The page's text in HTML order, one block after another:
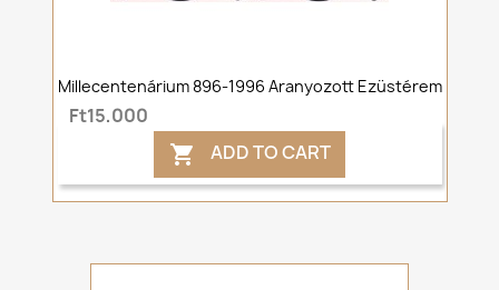
Millecentenárium 896-1996 Aranyozott Ezüstérem
Ft15,000
 ADD TO CART